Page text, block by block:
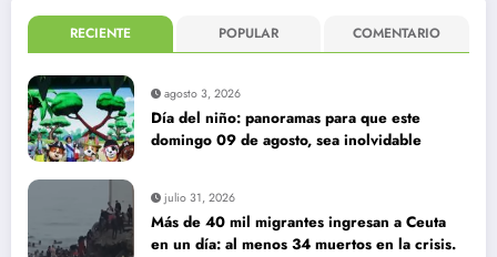
RECIENTE POPULAR COMENTARIO
agosto 3, 2026
Día del niño: panoramas para que este
domingo 09 de agosto, sea inolvidable
julio 31, 2026
Más de 40 mil migrantes ingresan a Ceuta
en un día: al menos 34 muertos en la crisis.